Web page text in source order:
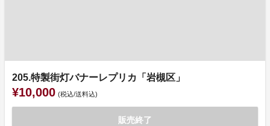
205.特製街灯バナーレプリカ「岩槻区」
¥10,000 (税込/送料込)
販売終了